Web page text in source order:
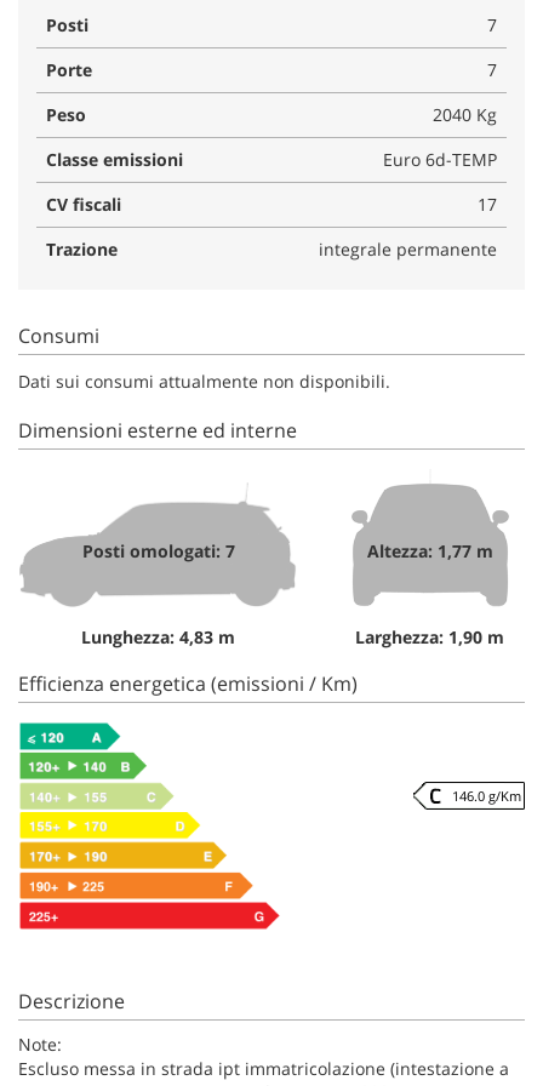
Posti
7
Porte
7
Peso
2040 Kg
Classe emissioni
Euro 6d-TEMP
CV fiscali
17
Trazione
integrale permanente
Consumi
Dati sui consumi attualmente non disponibili.
Dimensioni esterne ed interne
Posti omologati: 7
Lunghezza: 4,83 m
Altezza: 1,77 m
Larghezza: 1,90 m
Efficienza energetica (emissioni / Km)
146.0 g/Km
Descrizione
Note:
Escluso messa in strada ipt immatricolazione (intestazione a